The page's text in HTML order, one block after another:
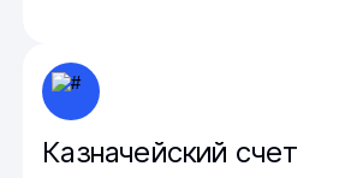
Казначейский счет